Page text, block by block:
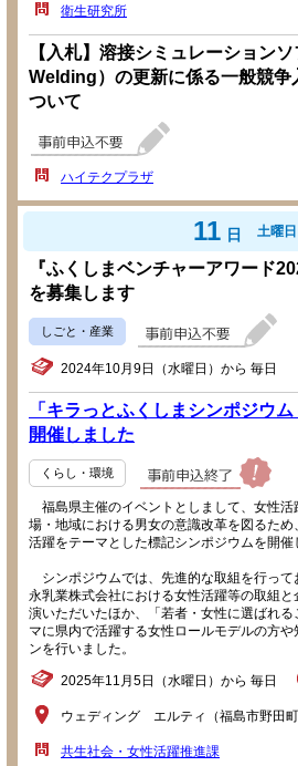
衛生研究所
【入札】溶接シミュレーション
Welding）の更新に係る一般競争
ついて
ハイテクプラザ
11 日 土曜日
『ふくしまベンチャーアワード
を募集します
しごと・産業
2024年10月9日（水曜日）から 毎日
「キラっとふくしまシンポジウ
開催しました
くらし・環境
福島県主催のイベントとしまして、女性活
場・地域における男女の意識改革を図るた
活躍をテーマとした標記シンポジウムを開催
シンポジウムでは、先進的な取組を行って
永乳業株式会社における女性活躍等の取組
演いただいたほか、「若者・女性に選ばれ
マに県内で活躍する女性ロールモデルの方
ンを行いました。
2025年11月5日（水曜日）から 毎日
ウェディング エルティ（福島市野田町
共生社会・女性活躍推進課